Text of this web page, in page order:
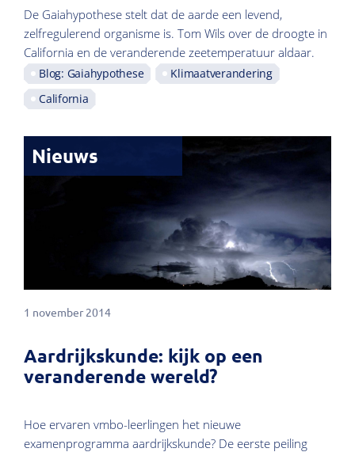
De Gaiahypothese stelt dat de aarde een levend,
zelfregulerend organisme is. Tom Wils over de droogte in
California en de veranderende zeetemperatuur aldaar.
Blog: Gaiahypothese
Klimaatverandering
California
Nieuws
1 november 2014
Aardrijkskunde: kijk op een
veranderende wereld?
Hoe ervaren vmbo-leerlingen het nieuwe
examenprogramma aardrijkskunde? De eerste peiling